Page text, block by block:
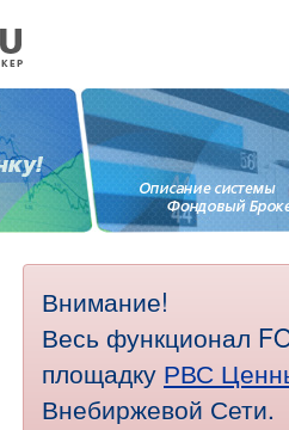
Внимание!
Весь функционал
площадку РВС
Внебиржевой Сети.